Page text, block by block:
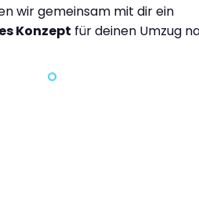
wir gemeinsam mit dir ein
Konzept für deinen Umzug